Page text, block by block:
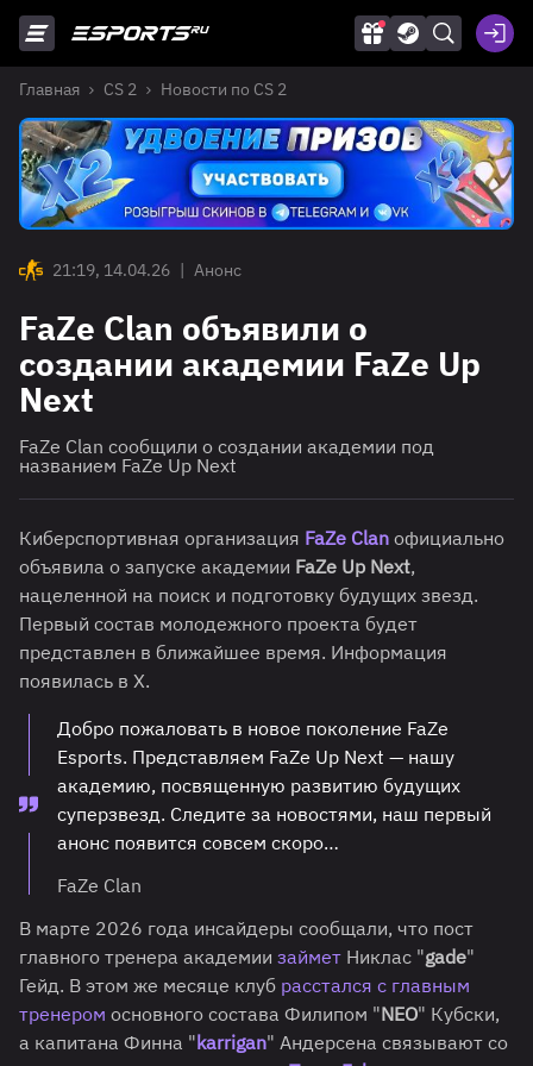
Главная CS 2 Новости по CS 2
21:19, 14.04.26 | Анонс
FaZe Clan объявили о
создании академии FaZe Up
Next
FaZe Clan сообщили о создании академии под
названием FaZe Up Next
Киберспортивная организация FaZe Clan официально
объявила о запуске академии FaZe Up Next,
нацеленной на поиск и подготовку будущих звезд.
Первый состав молодежного проекта будет
представлен в ближайшее время. Информация
появилась в X.
Добро пожаловать в новое поколение FaZe
Esports. Представляем FaZe Up Next — нашу
академию, посвященную развитию будущих
суперзвезд. Следите за новостями, наш первый
анонс появится совсем скоро…
FaZe Clan
В марте 2026 года инсайдеры сообщали, что пост
главного тренера академии займет Никлас "gade"
Гейд. В этом же месяце клуб расстался с главным
тренером основного состава Филипом "NEO" Кубски,
а капитана Финна "karrigan" Андерсена связывают со